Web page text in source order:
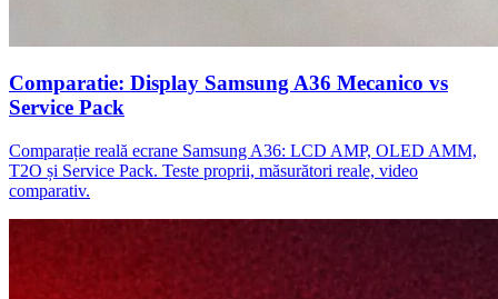
Comparatie: Display Samsung A36 Mecanico vs
Service Pack
Comparație reală ecrane Samsung A36: LCD AMP, OLED AMM,
T2O și Service Pack. Teste proprii, măsurători reale, video
comparativ.